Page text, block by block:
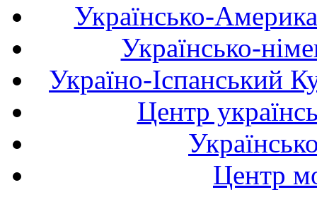
Українсько-
Українсько-
Україно-Іспанський
Центр
Центр